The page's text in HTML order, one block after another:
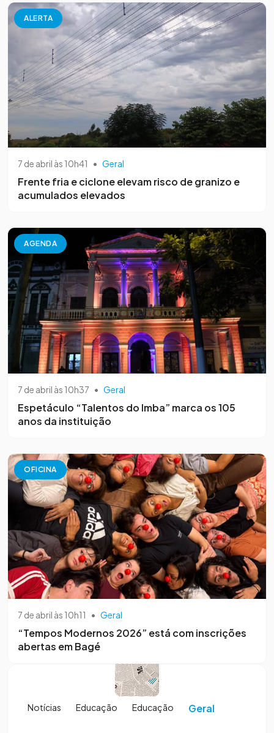
ALERTA
7 de abril às 10h41 • Geral
Frente fria e ciclone elevam risco de granizo e
acumulados elevados
AGENDA
7 de abril às 10h37 • Geral
Espetáculo “Talentos do Imba” marca os 105
anos da instituição
OFICINA
7 de abril às 10h11 • Geral
“Tempos Modernos 2026” está com inscrições
abertas em Bagé
Notícias Educação Educação Geral